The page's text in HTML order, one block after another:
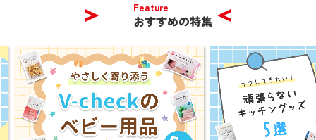
Feature
おすすめの特集